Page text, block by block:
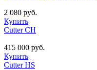
2 080 руб.
Купить
Cutter CH
415 000 руб.
Купить
Cutter HS